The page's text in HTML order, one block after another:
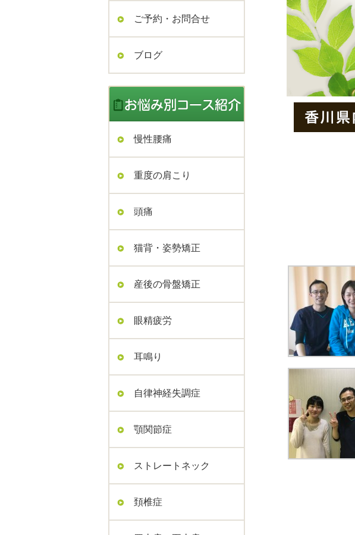
ご予約・お問合せ
ブログ
慢性腰痛
重度の肩こり
頭痛
猫背・姿勢矯正
産後の骨盤矯正
眼精疲労
耳鳴り
自律神経失調症
顎関節症
ストレートネック
頚椎症